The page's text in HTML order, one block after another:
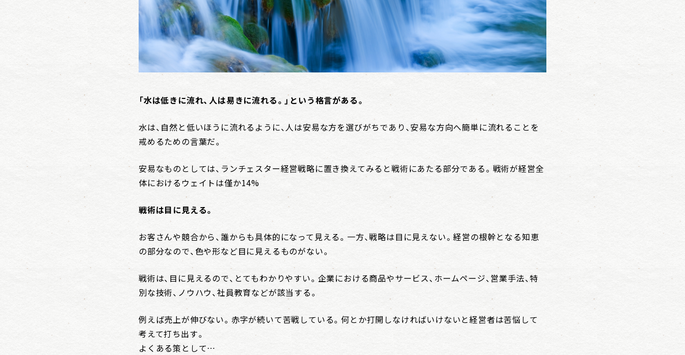
「水は低きに流れ、人は易きに流れる。」という格言がある。
水は、自然と低いほうに流れるように、人は安易な方を選びがちであり、安易な方向へ簡単に流れることを
戒めるための言葉だ。
安易なものとしては、ランチェスター経営戦略に置き換えてみると戦術にあたる部分である。戦術が経営全
体におけるウェイトは僅か14%
戦術は目に見える。
お客さんや競合から、誰からも具体的になって見える。一方、戦略は目に見えない。経営の根幹となる知恵
の部分なので、色や形など目に見えるものがない。
戦術は、目に見えるので、とてもわかりやすい。企業における商品やサービス、ホームページ、営業手法、特
別な技術、ノウハウ、社員教育などが該当する。
例えば売上が伸びない。赤字が続いて苦戦している。何とか打開しなければいけないと経営者は苦悩して
考えて打ち出す。
よくある策として…